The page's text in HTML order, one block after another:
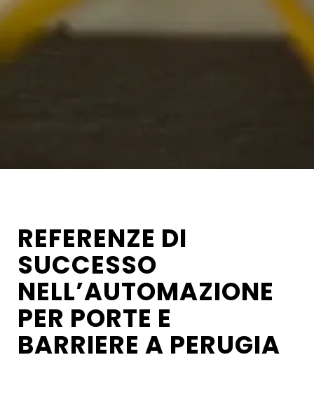
REFERENZE DI
SUCCESSO
NELL’AUTOMAZIONE
PER PORTE E
BARRIERE A PERUGIA